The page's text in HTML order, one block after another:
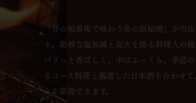
「昔の船着場で味わう魚の原始焼」が当
ト。絶妙な塩加減と炭火を操る料理人の
パリっと香ばしく、中はふっくら。季節
るコース料理と厳選した日本酒を合わせて
みを堪能できます。